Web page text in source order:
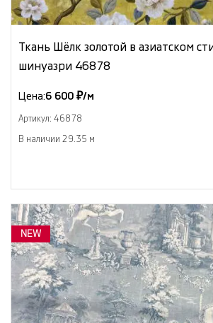
Ткань Шёлк золотой в азиатском
шинуазри 46878
Цена:6 600 ₽/м
Артикул: 46878
В наличии 29.35 м
NEW